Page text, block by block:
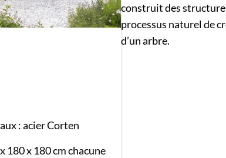
: acier Corten
180 x 180 cm chacune
construit des
processus naturel de
d’un arbre.